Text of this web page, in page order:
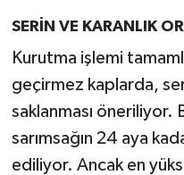
SERİN VE KARANLIK
Kurutma işlemi
geçirmez kaplarda,
saklanması öneriliyor.
sarımsağın 24 aya
ediliyor. Ancak en